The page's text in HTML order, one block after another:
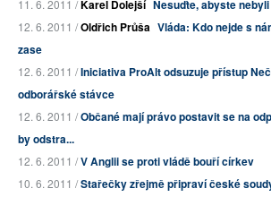
11. 6. 2011 /Karel Dolejší Nesuďte, abyste
12. 6. 2011 /Oldřich Průša Vláda: Kdo nejde s
zase
12. 6. 2011 /Iniciativa ProAlt odsuzuje přístup
odborářské stávce
12. 6. 2011 /Občané mají právo postavit se na
by odstra...
12. 6. 2011 /V Anglii se proti vládě bouří církev
10. 6. 2011 /Stařečky zřejmě připraví české